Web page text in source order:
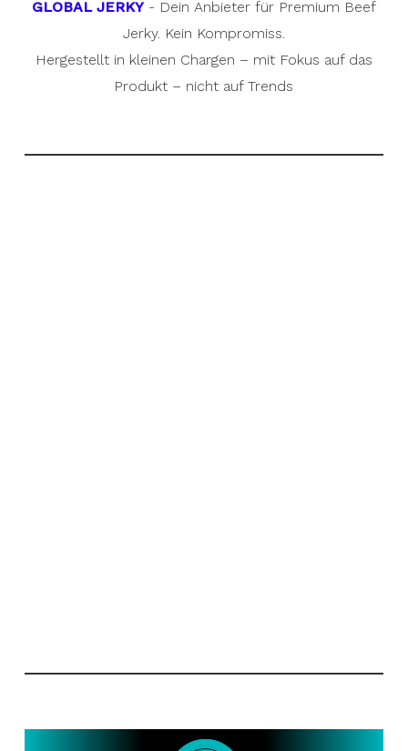
GLOBAL JERKY- Dein Anbieter für Premium Beef
Jerky. Kein Kompromiss.
Hergestellt in kleinen Chargen – mit Fokus auf das
Produkt – nicht auf Trends